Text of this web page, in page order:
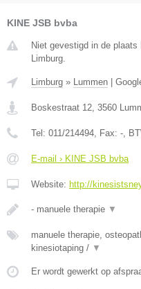
KINE JSB bvba
Niet gevestigd in de
Limburg.
Limburg » Lummen
Boskestraat 12 3560
Tel: 011/214494 , Fax: - ,
E-mail › KINE JSB bvba
Website: http://
- manuele therapie ▼
manuele therapie,
kinesiotaping / ▼
Er wordt gewerkt op